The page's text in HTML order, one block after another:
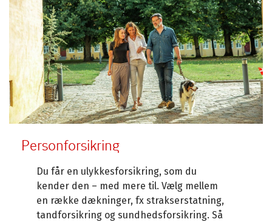
Personforsikring
Du får en ulykkesforsikring, som du
kender den – med mere til. Vælg mellem
en række dækninger, fx strakserstatning,
tandforsikring og sundhedsforsikring. Så